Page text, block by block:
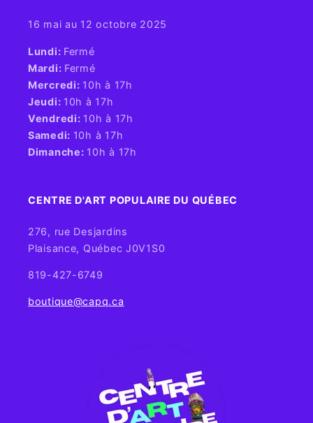
16 mai au 12 octobre 2025
​Lundi: Fermé
Mardi: Fermé
Mercredi: 10h à 17h
Jeudi: 10h à 17h
Vendredi: 10h à 17h
Samedi: 10h à 17h
Dimanche: 10h à 17h
CENTRE D'ART POPULAIRE DU QUÉBEC
276, rue Desjardins
Plaisance, Québec J0V1S0
819-427-6749
boutique@capq.ca